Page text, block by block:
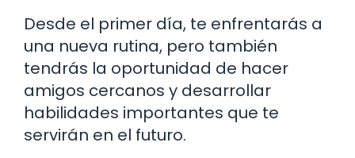
Desde el primer día, te enfrentarás a
una nueva rutina, pero también
tendrás la oportunidad de hacer
amigos cercanos y desarrollar
habilidades importantes que te
servirán en el futuro.